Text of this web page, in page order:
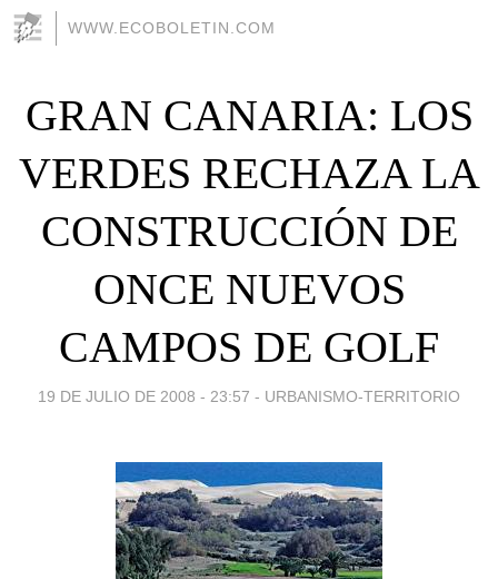
WWW.ECOBOLETIN.COM
GRAN CANARIA: LOS
VERDES RECHAZA LA
CONSTRUCCIÓN DE
ONCE NUEVOS
CAMPOS DE GOLF
19 DE JULIO DE 2008 - 23:57 - URBANISMO-TERRITORIO